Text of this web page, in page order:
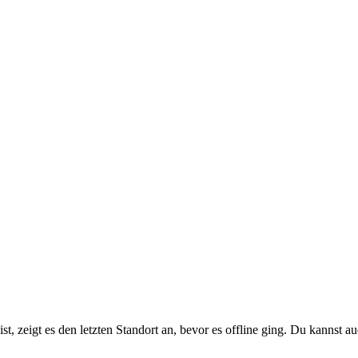
zeigt es den letzten Standort an, bevor es offline ging. Du kannst